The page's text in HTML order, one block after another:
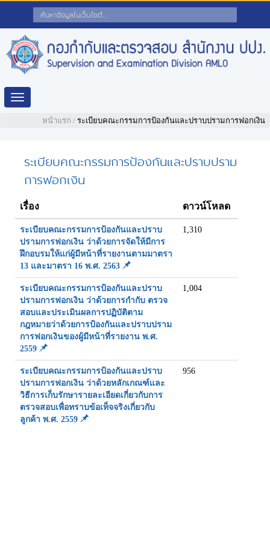
Toggle
navigation
หน้าแรก / ระเบียบคณะกรรมการป้องกันและปราบปรามการฟอกเงิน
ระเบียบคณะกรรมการป้องกันและปราบปราม
การฟอกเงิน
เรื่อง ดาวน์โหลด
ระเบียบคณะกรรมการป้องกันและปราบ
ปรามการฟอกเงิน ว่าด้วยการจัดให้มีการ
ฝึกอบรมให้แก่ผู้มีหน้าที่รายงานตามมาตรา
13 และมาตรา 16 พ.ศ. 2563
1,310
ระเบียบคณะกรรมการป้องกันและปราบ
ปรามการฟอกเงิน ว่าด้วยการกำกับ ตรวจ
สอบและประเมินผลการปฏิบัติตาม
กฎหมายว่าด้วยการป้องกันและปราบปราม
การฟอกเงินของผู้มีหน้าที่รายงาน พ.ศ.
2559
1,004
ระเบียบคณะกรรมการป้องกันและปราบ
ปรามการฟอกเงิน ว่าด้วยหลักเกณฑ์และ
วิธีการเก็บรักษารายละเอียดเกี่ยวกับการ
ตรวจสอบเพื่อทราบข้อเท็จจริงเกี่ยวกับ
ลูกค้า พ.ศ. 2559
956